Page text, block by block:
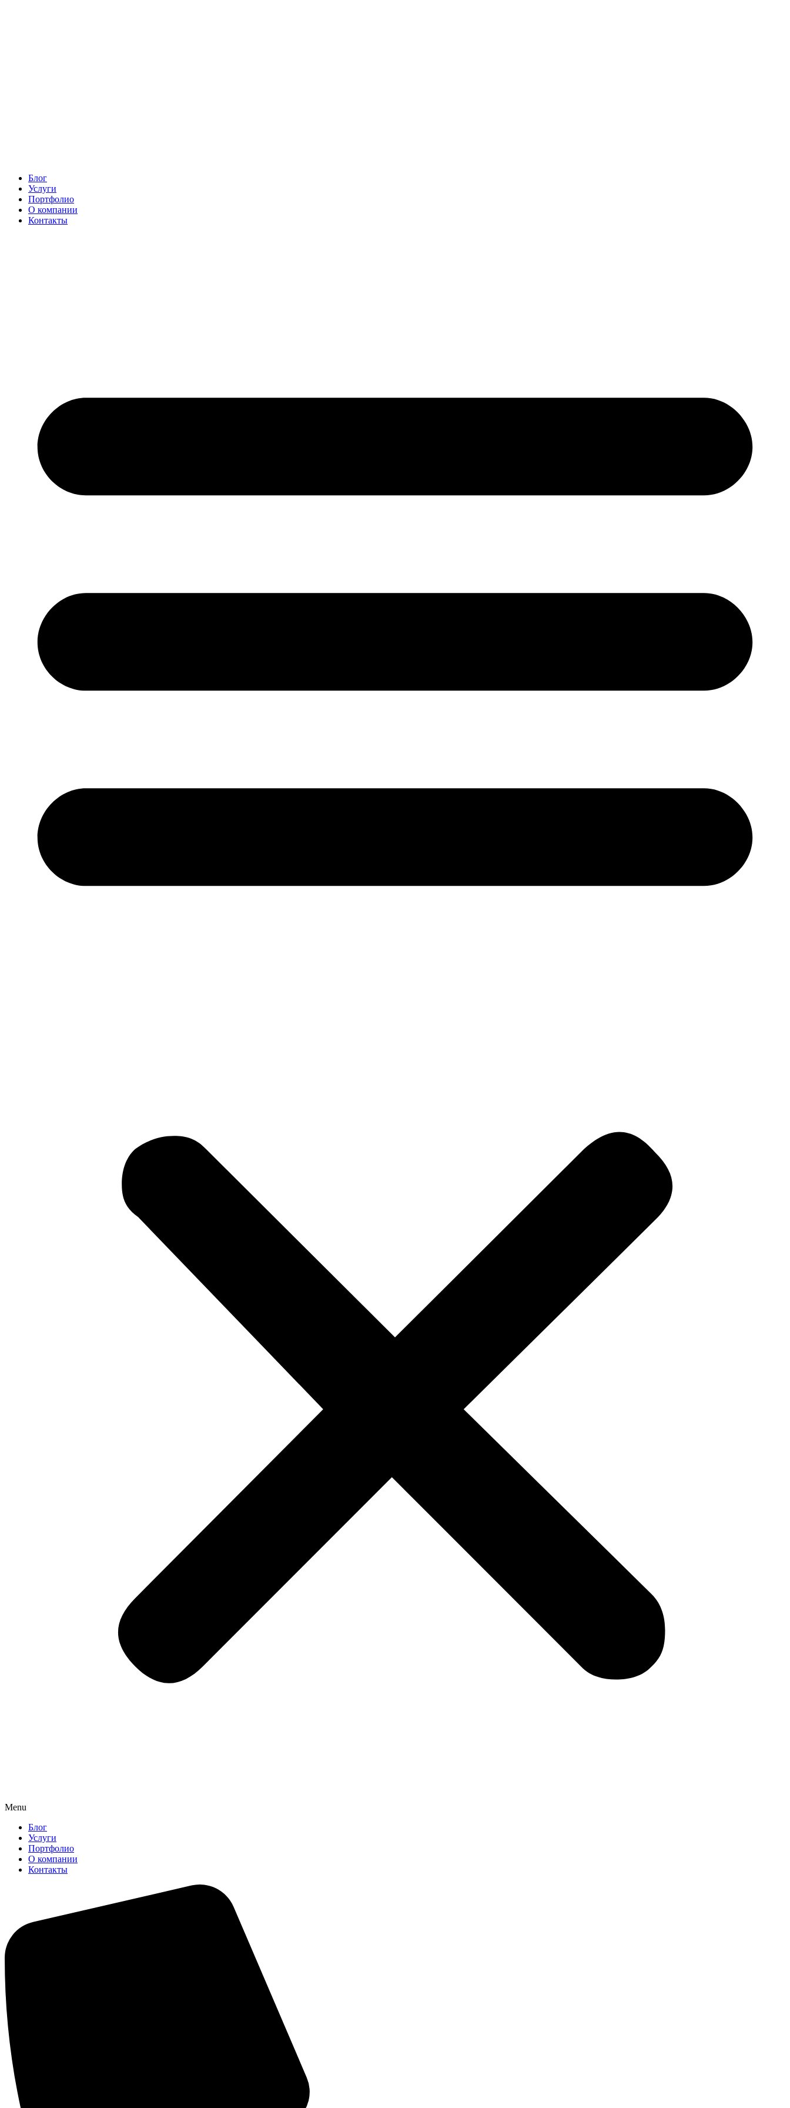
Блог
Услуги
Портфолио
О компании
Контакты
Menu
Блог
Услуги
Портфолио
О компании
Контакты